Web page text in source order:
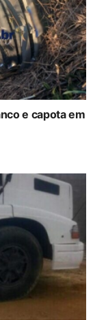
e capota em